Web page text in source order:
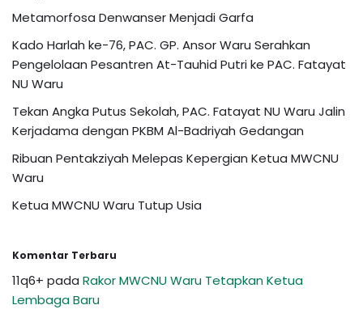
Metamorfosa Denwanser Menjadi Garfa
Kado Harlah ke-76, PAC. GP. Ansor Waru Serahkan
Pengelolaan Pesantren At-Tauhid Putri ke PAC. Fatayat
NU Waru
Tekan Angka Putus Sekolah, PAC. Fatayat NU Waru Jalin
Kerjadama dengan PKBM Al-Badriyah Gedangan
Ribuan Pentakziyah Melepas Kepergian Ketua MWCNU
Waru
Ketua MWCNU Waru Tutup Usia
Komentar Terbaru
11q6+ pada Rakor MWCNU Waru Tetapkan Ketua
Lembaga Baru